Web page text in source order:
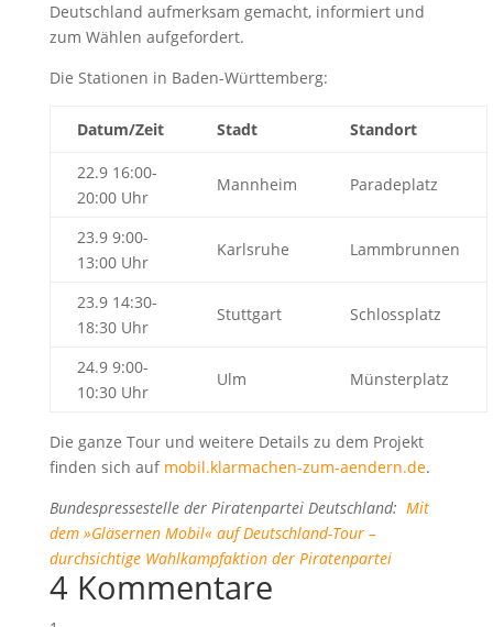
Deutschland aufmerksam gemacht, informiert und
zum Wählen aufgefordert.
Die Stationen in Baden-Württemberg:
Datum/Zeit Stadt Standort
22.9 16:00-
20:00 Uhr
Mannheim Paradeplatz
23.9 9:00-
13:00 Uhr
Karlsruhe Lammbrunnen
23.9 14:30-
18:30 Uhr
Stuttgart Schlossplatz
24.9 9:00-
10:30 Uhr
Ulm Münsterplatz
Die ganze Tour und weitere Details zu dem Projekt
finden sich auf mobil.klarmachen-zum-aendern.de.
Bundespressestelle der Piratenpartei Deutschland: Mit
dem »Gläsernen Mobil« auf Deutschland-Tour –
durchsichtige Wahlkampfaktion der Piratenpartei
4 Kommentare